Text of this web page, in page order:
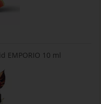
EMPORIO 10 ml